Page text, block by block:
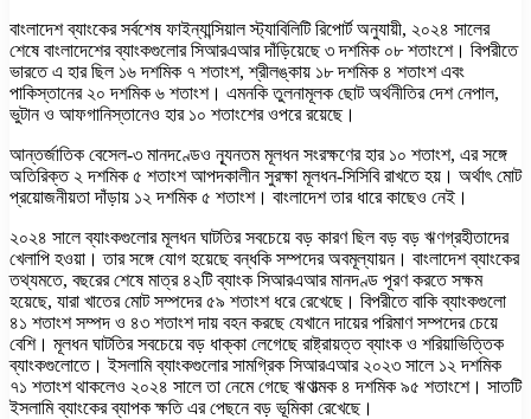
বাংলাদেশ ব্যাংকের সর্বশেষ ফাইন্যান্সিয়াল স্ট্যাবিলিটি রিপোর্ট অনুযায়ী, ২০২৪ সালের
শেষে বাংলাদেশের ব্যাংকগুলোর সিআরএআর দাঁড়িয়েছে ৩ দশমিক ০৮ শতাংশে। বিপরীতে
ভারতে এ হার ছিল ১৬ দশমিক ৭ শতাংশ, শ্রীলঙ্কায় ১৮ দশমিক ৪ শতাংশ এবং
পাকিস্তানের ২০ দশমিক ৬ শতাংশ। এমনকি তুলনামূলক ছোট অর্থনীতির দেশ নেপাল,
ভুটান ও আফগানিস্তানেও হার ১০ শতাংশের ওপরে রয়েছে।
আন্তর্জাতিক বেসেল-৩ মানদণ্ডেও ন্যূনতম মূলধন সংরক্ষণের হার ১০ শতাংশ, এর সঙ্গে
অতিরিক্ত ২ দশমিক ৫ শতাংশ আপদকালীন সুরক্ষা মূলধন-সিসিবি রাখতে হয়। অর্থাৎ মোট
প্রয়োজনীয়তা দাঁড়ায় ১২ দশমিক ৫ শতাংশ। বাংলাদেশ তার ধারে কাছেও নেই।
২০২৪ সালে ব্যাংকগুলোর মূলধন ঘাটতির সবচেয়ে বড় কারণ ছিল বড় বড় ঋণগ্রহীতাদের
খেলাপি হওয়া। তার সঙ্গে যোগ হয়েছে বন্ধকি সম্পদের অবমূল্যায়ন। বাংলাদেশ ব্যাংকের
তথ্যমতে, বছরের শেষে মাত্র ৪২টি ব্যাংক সিআরএআর মানদণ্ড পূরণ করতে সক্ষম
হয়েছে, যারা খাতের মোট সম্পদের ৫৯ শতাংশ ধরে রেখেছে। বিপরীতে বাকি ব্যাংকগুলো
৪১ শতাংশ সম্পদ ও ৪৩ শতাংশ দায় বহন করছে যেখানে দায়ের পরিমাণ সম্পদের চেয়ে
বেশি। মূলধন ঘাটতির সবচেয়ে বড় ধাক্কা লেগেছে রাষ্ট্রায়ত্ত ব্যাংক ও শরিয়াভিত্তিক
ব্যাংকগুলোতে। ইসলামি ব্যাংকগুলোর সামগ্রিক সিআরএআর ২০২৩ সালে ১২ দশমিক
৭১ শতাংশ থাকলেও ২০২৪ সালে তা নেমে গেছে ঋণাত্মক ৪ দশমিক ৯৫ শতাংশে। সাতটি
ইসলামি ব্যাংকের ব্যাপক ক্ষতি এর পেছনে বড় ভূমিকা রেখেছে।